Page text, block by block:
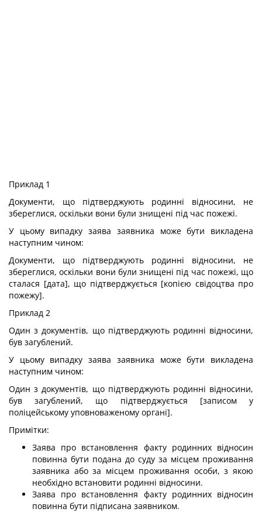
Приклад 1
Документи, що підтверджують родинні відносини, не
збереглися, оскільки вони були знищені під час пожежі.
У цьому випадку заява заявника може бути викладена
наступним чином:
Документи, що підтверджують родинні відносини, не
збереглися, оскільки вони були знищені під час пожежі, що
сталася [дата], що підтверджується [копією свідоцтва про
пожежу].
Приклад 2
Один з документів, що підтверджують родинні відносини,
був загублений.
У цьому випадку заява заявника може бути викладена
наступним чином:
Один з документів, що підтверджують родинні відносини,
був загублений, що підтверджується [записом у
поліцейському уповноваженому органі].
Примітки:
Заява про встановлення факту родинних відносин
повинна бути подана до суду за місцем проживання
заявника або за місцем проживання особи, з якою
необхідно встановити родинні відносини.
Заява про встановлення факту родинних відносин
повинна бути підписана заявником.